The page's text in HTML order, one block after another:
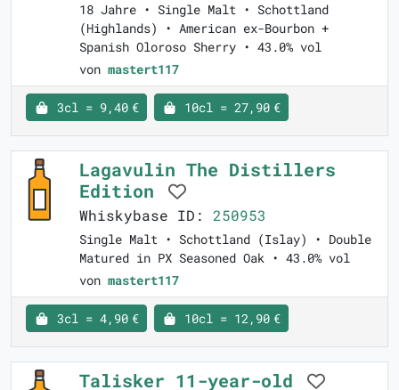
18 Jahre • Single Malt • Schottland
(Highlands) • American ex-Bourbon +
Spanish Oloroso Sherry • 43.0% vol
von mastert117
3cl = 9,40 € 10cl = 27,90 €
Lagavulin The Distillers
Edition
Whiskybase ID: 250953
Single Malt • Schottland (Islay) • Double
Matured in PX Seasoned Oak • 43.0% vol
von mastert117
3cl = 4,90 € 10cl = 12,90 €
Talisker 11-year-old